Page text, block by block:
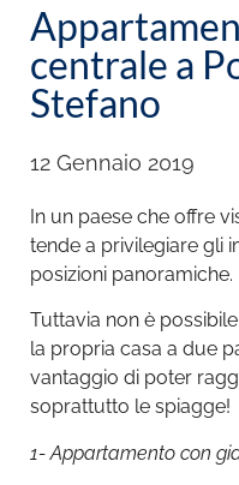
centrale a
Stefano
12 Gennaio 2019
In un paese che offre
tende a privilegiare gli
posizioni panoramiche.
Tuttavia non è
la propria casa a due
vantaggio di poter
soprattutto le spiagge!
1- Appartamento con